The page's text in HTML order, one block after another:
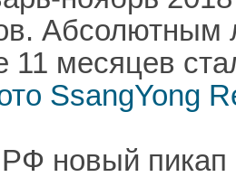
Абсолютным
месяцев
новый пикап